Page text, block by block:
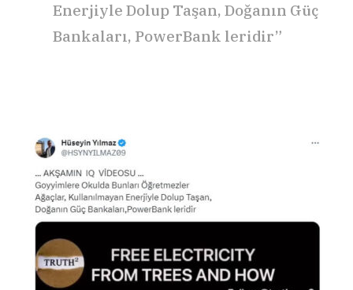
Enerjiyle Dolup Taşan, Doğanın Güç
Bankaları, PowerBank leridir”